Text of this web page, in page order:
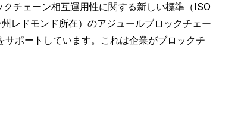
チェーン相互運用性に関する新しい標準（ISO
レドモンド所在）のアジュールブロックチェー
ポートしています。これは企業がブロックチ